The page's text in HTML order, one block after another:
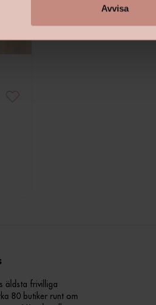
Avvisa
äldsta frivilliga
80 butiker runt om